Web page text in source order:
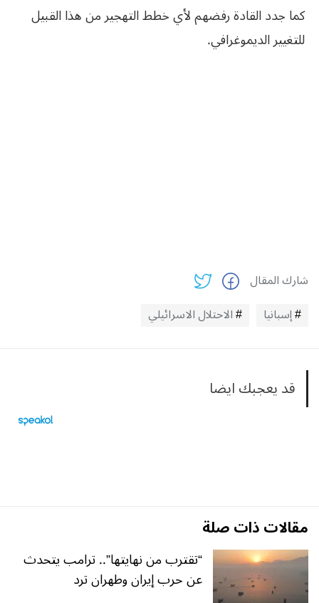
كما جدد القادة رفضهم لأي خطط التهجير من هذا القبيل
للتغيير الديموغرافي.
شارك المقال
إسبانيا
الاحتلال الاسرائيلي
قد يعجبك ايضا
مقالات ذات صلة
“تقترب من نهايتها”.. ترامب يتحدث
عن حرب إيران وطهران ترد